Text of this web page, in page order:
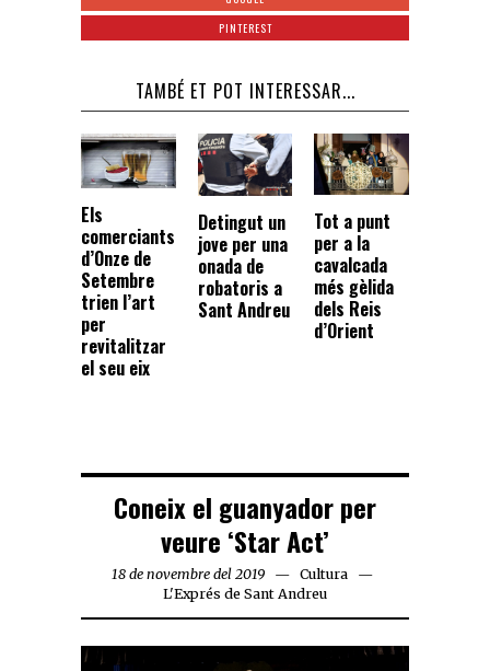
PINTEREST
TAMBÉ ET POT INTERESSAR...
Els
comerciants
d’Onze de
Setembre
trien l’art
per
revitalitzar
el seu eix
Detingut un
jove per una
onada de
robatoris a
Sant Andreu
Tot a punt
per a la
cavalcada
més gèlida
dels Reis
d’Orient
Coneix el guanyador per
veure ‘Star Act’
18 de novembre del 2019
Cultura
L'Exprés de Sant Andreu